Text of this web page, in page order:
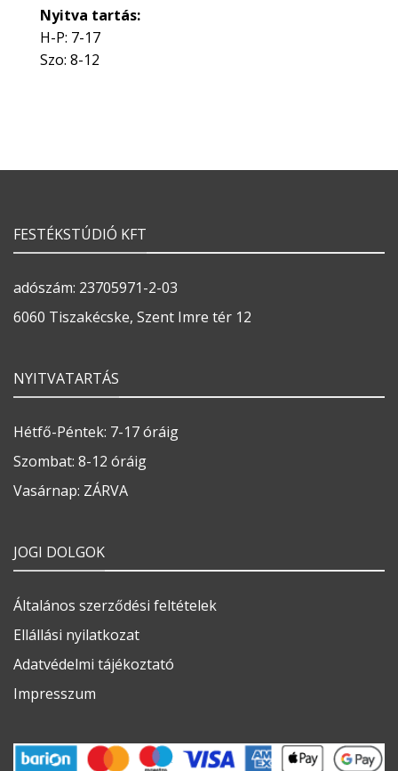
Nyitva tartás:
H-P: 7-17
Szo: 8-12
FESTÉKSTÚDIÓ KFT
adószám: 23705971-2-03
6060 Tiszakécske, Szent Imre tér 12
NYITVATARTÁS
Hétfő-Péntek: 7-17 óráig
Szombat: 8-12 óráig
Vasárnap: ZÁRVA
JOGI DOLGOK
Általános szerződési feltételek
Ellállási nyilatkozat
Adatvédelmi tájékoztató
Impresszum